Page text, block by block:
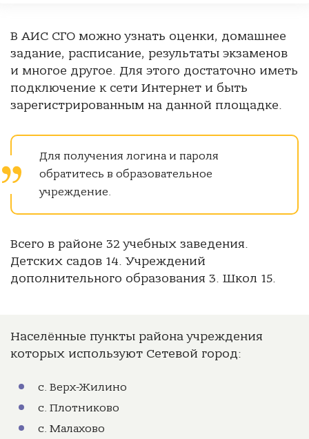
В АИС СГО можно узнать оценки, домашнее
задание, расписание, результаты экзаменов
и многое другое. Для этого достаточно иметь
подключение к сети Интернет и быть
зарегистрированным на данной площадке.
Для получения логина и пароля
обратитесь в образовательное
учреждение.
Всего в районе 32 учебных заведения.
Детских садов 14. Учреждений
дополнительного образования 3. Школ 15.
Населённые пункты района учреждения
которых используют Сетевой город:
с. Верх-Жилино
с. Плотниково
с. Малахово